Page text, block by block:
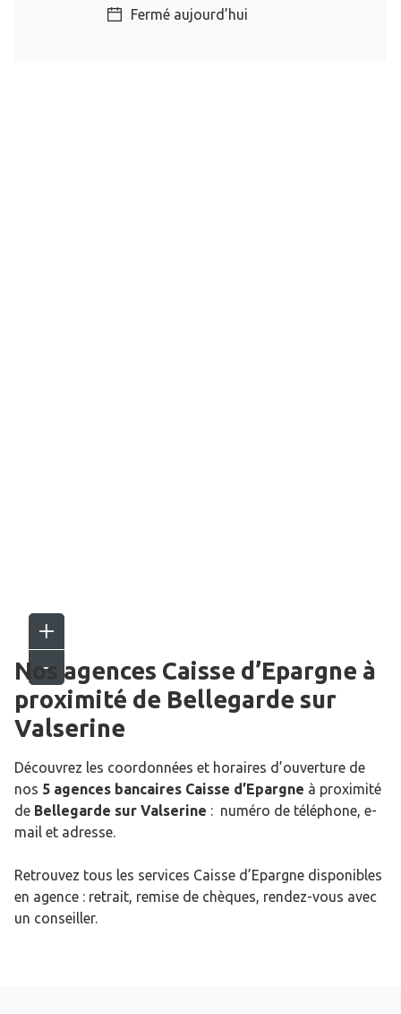
Fermé aujourd’hui
Nos agences Caisse d’Epargne à
proximité de Bellegarde sur
Valserine
Découvrez les coordonnées et horaires d’ouverture de
nos 5 agences bancaires Caisse d’Epargne à proximité
de Bellegarde sur Valserine : numéro de téléphone, e-
mail et adresse.
Retrouvez tous les services Caisse d’Epargne disponibles
en agence : retrait, remise de chèques, rendez-vous avec
un conseiller.